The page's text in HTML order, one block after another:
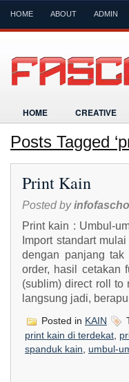
HOME ABOUT ADMIN
HOME CREATIVE
Posts Tagged
Print Kain
Posted byinfofascho
Print kain : Umbul-
Import standart
dengan panjang
order, hasil cetakan
(sublim) direct roll
langsung jadi,
Posted in KAIN
print kain di terdekat,
spanduk kain, umbul-